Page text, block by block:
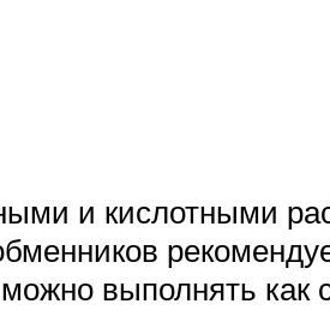
и кислотными
выполнять как